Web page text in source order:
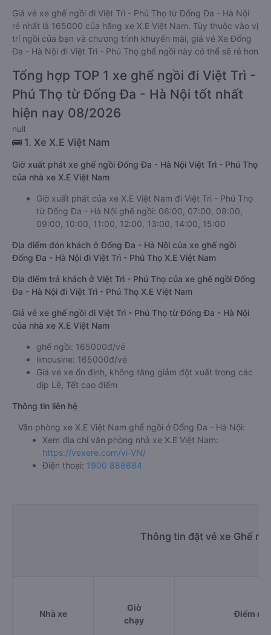
Giá vé xe ghế ngồi đi Việt Trì - Phú Thọ từ Đống Đa - Hà Nội
rẻ nhất là 165000 của hãng xe X.E Việt Nam. Tùy thuộc vào vị
trí ngồi của bạn và chương trình khuyến mãi, giá vé Xe Đống
Đa - Hà Nội đi Việt Trì - Phú Thọ ghế ngồi này có thể sẽ rẻ hơn
Tổng hợp TOP 1 xe ghế ngồi đi Việt Trì -
Phú Thọ từ Đống Đa - Hà Nội tốt nhất
hiện nay 08/2026
null
🚌 1. Xe X.E Việt Nam
Giờ xuất phát xe ghế ngồi Đống Đa - Hà Nội Việt Trì - Phú Thọ
của nhà xe X.E Việt Nam
Giờ xuất phát của xe X.E Việt Nam đi Việt Trì - Phú Thọ
từ Đống Đa - Hà Nội ghế ngồi: 06:00, 07:00, 08:00,
09:00, 10:00, 11:00, 12:00, 13:00, 14:00, 15:00
Địa điểm đón khách ở Đống Đa - Hà Nội của xe ghế ngồi
Đống Đa - Hà Nội đi Việt Trì - Phú Thọ X.E Việt Nam
Địa điểm trả khách ở Việt Trì - Phú Thọ của xe ghế ngồi Đống
Đa - Hà Nội đi Việt Trì - Phú Thọ X.E Việt Nam
Giá vé xe ghế ngồi đi Việt Trì - Phú Thọ từ Đống Đa - Hà Nội
của nhà xe X.E Việt Nam
ghế ngồi: 165000đ/vé
limousine: 165000đ/vé
Giá vé xe ổn định, không tăng giảm đột xuất trong các
dịp Lễ, Tết cao điểm
Thông tin liên hệ
Văn phòng xe X.E Việt Nam ghế ngồi ở Đống Đa - Hà Nội:
Xem địa chỉ văn phòng nhà xe X.E Việt Nam:
https://vexere.com/vi-VN/
Điện thoại: 1900 888684
Thông tin đặt vé xe Ghế
Nhà xe
Giờ
chạy
Điểm đi